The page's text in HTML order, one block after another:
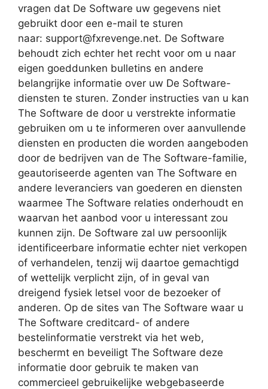
vragen dat De Software uw gegevens niet
gebruikt door een e-mail te sturen
naar: support@fxrevenge.net. De Software
behoudt zich echter het recht voor om u naar
eigen goeddunken bulletins en andere
belangrijke informatie over uw De Software-
diensten te sturen. Zonder instructies van u kan
The Software de door u verstrekte informatie
gebruiken om u te informeren over aanvullende
diensten en producten die worden aangeboden
door de bedrijven van de The Software-familie,
geautoriseerde agenten van The Software en
andere leveranciers van goederen en diensten
waarmee The Software relaties onderhoudt en
waarvan het aanbod voor u interessant zou
kunnen zijn. De Software zal uw persoonlijk
identificeerbare informatie echter niet verkopen
of verhandelen, tenzij wij daartoe gemachtigd
of wettelijk verplicht zijn, of in geval van
dreigend fysiek letsel voor de bezoeker of
anderen. Op de sites van The Software waar u
The Software creditcard- of andere
bestelinformatie verstrekt via het web,
beschermt en beveiligt The Software deze
informatie door gebruik te maken van
commercieel gebruikelijke webgebaseerde